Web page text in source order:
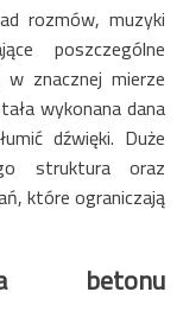
rozmów, muzyki
poszczególne
w znacznej mierze
wykonana dana
dźwięki. Duże
struktura oraz
które ograniczają
betonu